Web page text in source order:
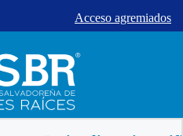
Acceso agremiados